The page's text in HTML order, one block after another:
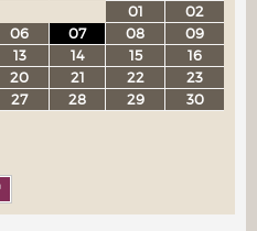
01
02
06 07 08
09
13 14 15
16
20 21 22
23
27 28 29
30